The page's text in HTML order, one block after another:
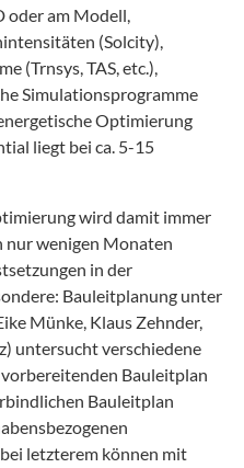
oder am Modell,
(Solcity),
(Trnsys, TAS, etc.),
Simulationsprogramme
Optimierung
liegt bei ca. 5-15
wird damit immer
wenigen Monaten
in der
Bauleitplanung unter
Münke, Klaus Zehnder,
untersucht verschiedene
Bauleitplan
Bauleitplan
letzterem können mit